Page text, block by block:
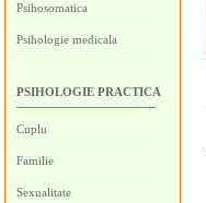
Psihosomatica
Psihologie medicala
PSIHOLOGIE PRACTICA
Cuplu
Familie
Sexualitate